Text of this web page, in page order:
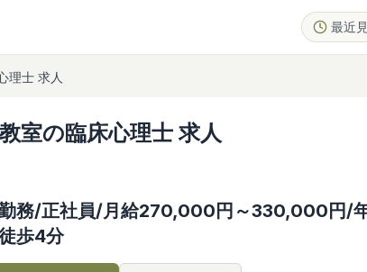
最近
理士 求人
室の臨床心理士 求人
勤務/正社員/月給270,000円～330,000円/
歩4分